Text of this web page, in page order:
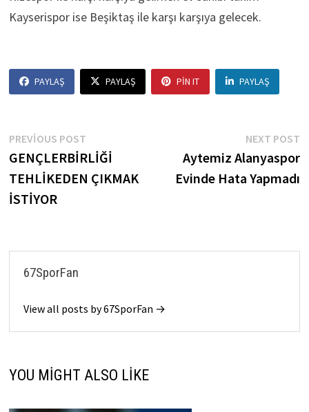
Kayserispor ise Beşiktaş ile karşı karşıya gelecek.
PAYLAŞ PAYLAŞ PIN IT PAYLAŞ
Yazı
gezinmesi
PREVIOUS POSTPrevious
post:
GENÇLERBİRLİĞİ
TEHLİKEDEN ÇIKMAK
İSTİYOR
NEXT POST
Aytemiz Alanyaspor
Evinde Hata Yapmadı
67SporFan
View all posts by 67SporFan →
YOU MIGHT ALSO LIKE